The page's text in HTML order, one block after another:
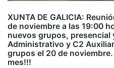
XUNTA DE GALICIA:
de noviembre a las 19:00
nuevos grupos, presencial
Administrativo y C2
grupos el 20 de
mes!!!